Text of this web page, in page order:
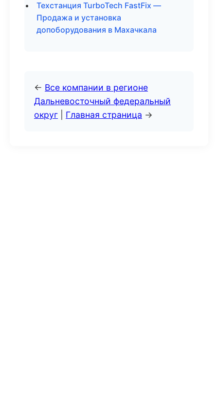
Техстанция TurboTech FastFix —
Продажа и установка
допоборудования в Махачкала
← Все компании в регионе
Дальневосточный федеральный
округ
Главная страница →